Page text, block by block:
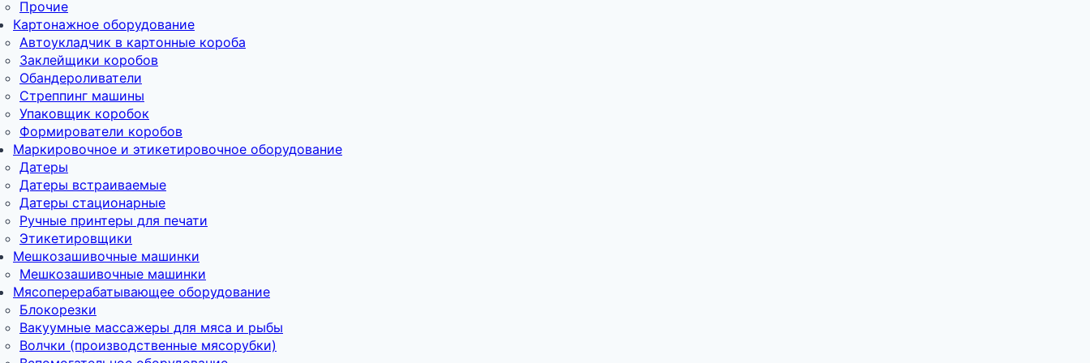
Прочие
Картонажное оборудование
Автоукладчик в картонные короба
Заклейщики коробов
Обандероливатели
Стреппинг машины
Упаковщик коробок
Формирователи коробов
Маркировочное и этикетировочное оборудование
Датеры
Датеры встраиваемые
Датеры стационарные
Ручные принтеры для печати
Этикетировщики
Мешкозашивочные машинки
Мешкозашивочные машинки
Мясоперерабатывающее оборудование
Блокорезки
Вакуумные массажеры для мяса и рыбы
Волчки (производственные мясорубки)